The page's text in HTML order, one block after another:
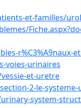
et-familles/
r%C3%A9naux-
voies-urinaires
et-uretre
2-le-
system-